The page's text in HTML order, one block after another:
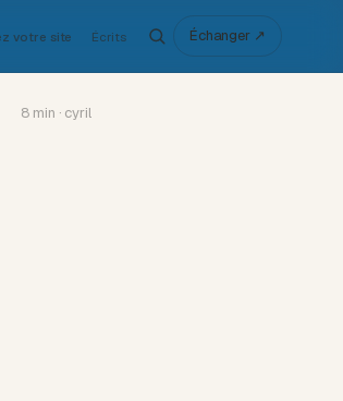
votre site Écrits Échanger ↗
8 min · cyril